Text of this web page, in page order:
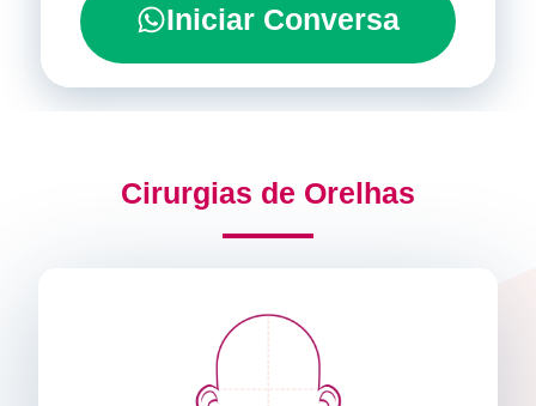
Iniciar Conversa
Cirurgias de Orelhas